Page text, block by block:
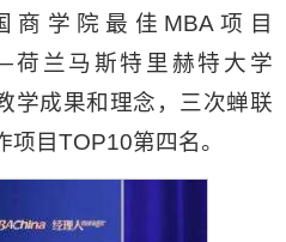
商学院最佳MBA项目
荷兰马斯特里赫特大学
学成果和理念，三次蝉联
目TOP10第四名。